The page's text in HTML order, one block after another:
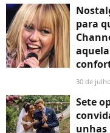
para
30 de
Sete
unhas